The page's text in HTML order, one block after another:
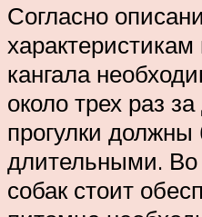
Согласно
кангала
около трех раз
прогулки должны
длительными.
собак стоит